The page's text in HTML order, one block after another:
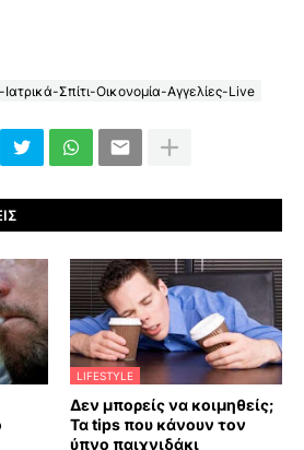
Σπίτι-Οικονομία-Αγγελίες-Live
LIFESTYLE
Δεν μπορείς να κοιμηθείς;
Τα tips που κάνουν τον
ύπνο παιχνιδάκι